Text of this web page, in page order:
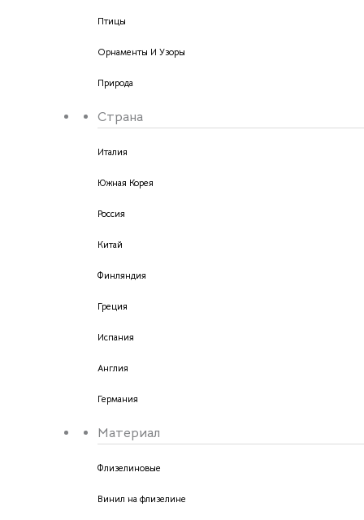
Птицы
Орнаменты И Узоры
Природа
Страна
Италия
Южная Корея
Россия
Китай
Финляндия
Греция
Испания
Англия
Германия
Материал
Флизелиновые
Винил на флизелине